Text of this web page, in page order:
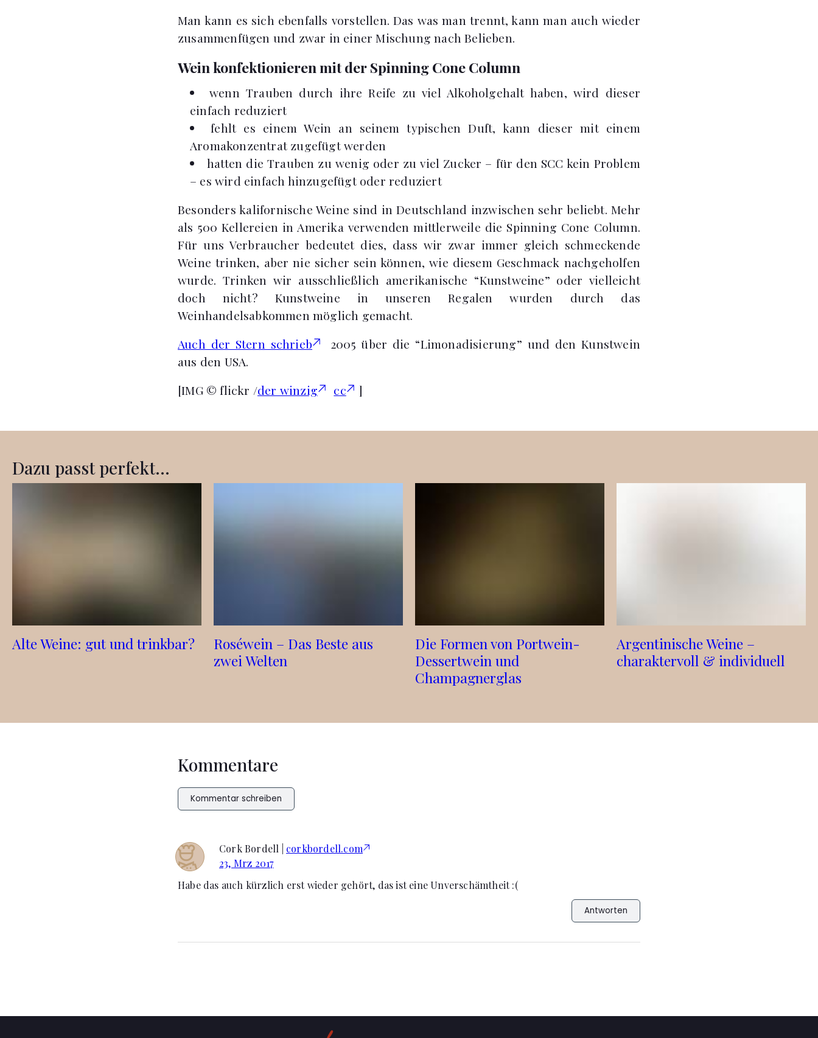
Man kann es sich ebenfalls vorstellen. Das was man trennt, kann man auch wieder
zusammenfügen und zwar in einer Mischung nach Belieben.
Wein konfektionieren mit der Spinning Cone Column
wenn Trauben durch ihre Reife zu viel Alkoholgehalt haben, wird dieser
einfach reduziert
fehlt es einem Wein an seinem typischen Duft, kann dieser mit einem
Aromakonzentrat zugefügt werden
hatten die Trauben zu wenig oder zu viel Zucker – für den SCC kein Problem
– es wird einfach hinzugefügt oder reduziert
Besonders kalifornische Weine sind in Deutschland inzwischen sehr beliebt. Mehr
als 500 Kellereien in Amerika verwenden mittlerweile die Spinning Cone Column.
Für uns Verbraucher bedeutet dies, dass wir zwar immer gleich schmeckende
Weine trinken, aber nie sicher sein können, wie diesem Geschmack nachgeholfen
wurde. Trinken wir ausschließlich amerikanische “Kunstweine” oder vielleicht
doch nicht? Kunstweine in unseren Regalen wurden durch das
Weinhandelsabkommen möglich gemacht.
Auch der Stern schrieb
2005 über die “Limonadisierung” und den Kunstwein
aus den USA.
[IMG © flickr /der winzig cc ]
Dazu passt perfekt...
Alte Weine: gut und trinkbar?
Roséwein – Das Beste aus
zwei Welten
Die Formen von Portwein-
Dessertwein und
Champagnerglas
Argentinische Weine –
charaktervoll & individuell
Kommentare
Kommentar schreiben
Cork Bordell | corkbordell.com
23, Mrz 2017
Habe das auch kürzlich erst wieder gehört, das ist eine Unverschämtheit :(
Antworten